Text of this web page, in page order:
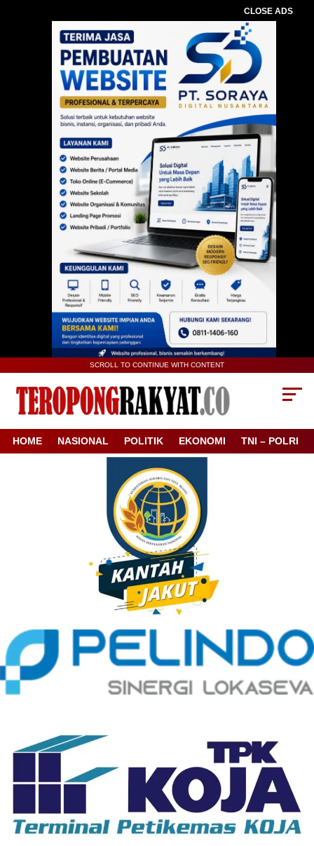
CLOSE ADS
SCROLL TO CONTINUE WITH CONTENT
HOME NASIONAL POLITIK EKONOMI TNI – POLRI